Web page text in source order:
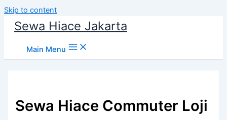
Skip to content
Sewa Hiace Jakarta
Main Menu
Sewa Hiace Commuter Loji